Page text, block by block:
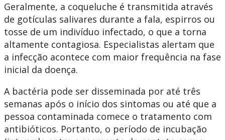
Geralmente, a coqueluche é transmitida através
de gotículas salivares durante a fala, espirros ou
tosse de um indivíduo infectado, o que a torna
altamente contagiosa. Especialistas alertam que
a infecção acontece com maior frequência na fase
inicial da doença.
A bactéria pode ser disseminada por até três
semanas após o início dos sintomas ou até que a
pessoa contaminada comece o tratamento com
antibióticos. Portanto, o período de incubação